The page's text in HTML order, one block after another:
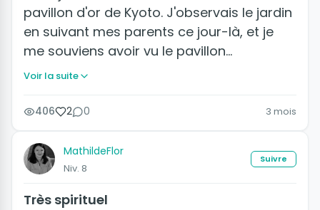
pavillon d'or de Kyoto. J'observais le jardin
en suivant mes parents ce jour-là, et je
me souviens avoir vu le pavillon…
Voir la suite
406 2 0 3 mois
MathildeFlor
Niv. 8
Suivre
Très spirituel